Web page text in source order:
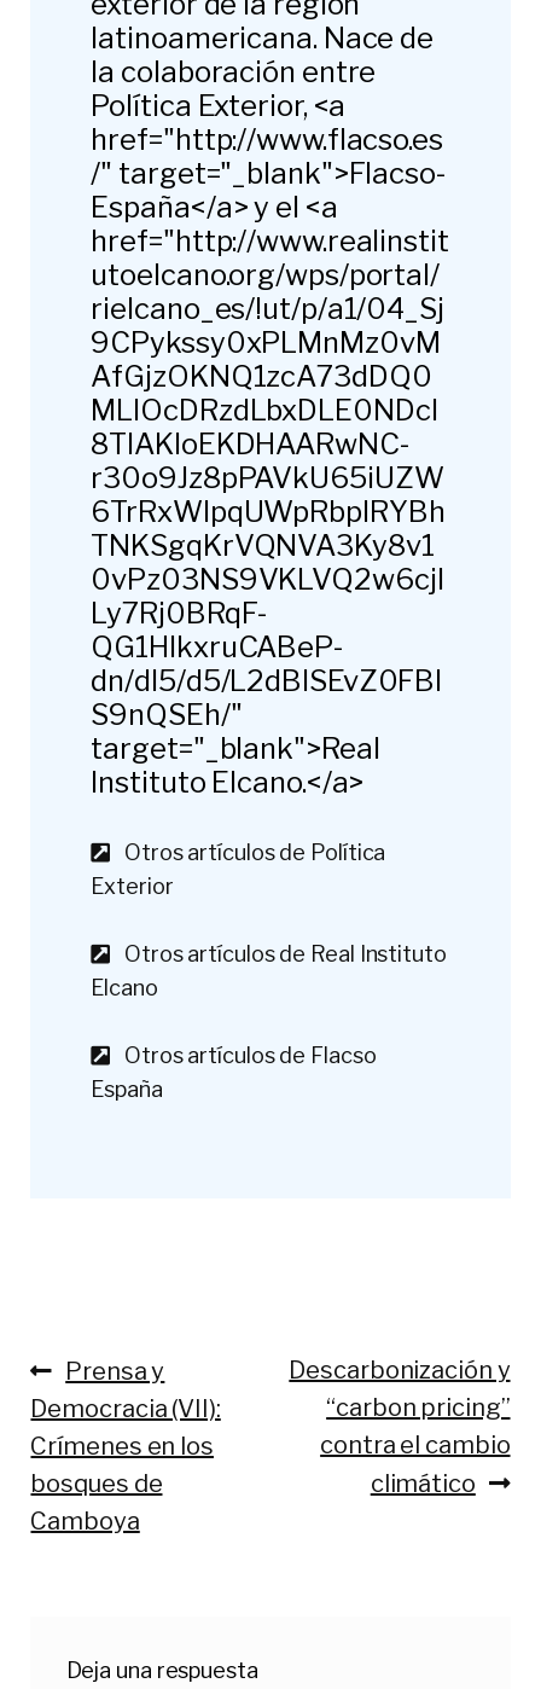
latinoamericana. Nace de
la colaboración entre
Política Exterior, <a
href="http://www.flacso.es
/" target="_blank">Flacso-
España</a> y el <a
href="http://www.realinstit
utoelcano.org/wps/portal/
rielcano_es/!ut/p/a1/04_Sj
9CPykssy0xPLMnMz0vM
AfGjzOKNQ1zcA73dDQ0
MLIOcDRzdLbxDLE0NDcI
8TIAKIoEKDHAARwNC-
r30o9Jz8pPAVkU65iUZW
6TrRxWlpqUWpRbplRYBh
TNKSgqKrVQNVA3Ky8v1
0vPz03NS9VKLVQ2w6cjI
Ly7Rj0BRqF-
QG1HlkxruCABeP-
dn/dl5/d5/L2dBISEvZ0FBI
S9nQSEh/"
target="_blank">Real
Instituto Elcano.</a>
Otros artículos de Política
Exterior
Otros artículos de Real Instituto
Elcano
Otros artículos de Flacso
España
Navegación
de
entradas
Anterior:
Prensa y
Democracia (VII):
Crímenes en los
bosques de
Camboya
Siguiente:
Descarbonización y
“carbon pricing”
contra el cambio
climático
Deja una respuesta